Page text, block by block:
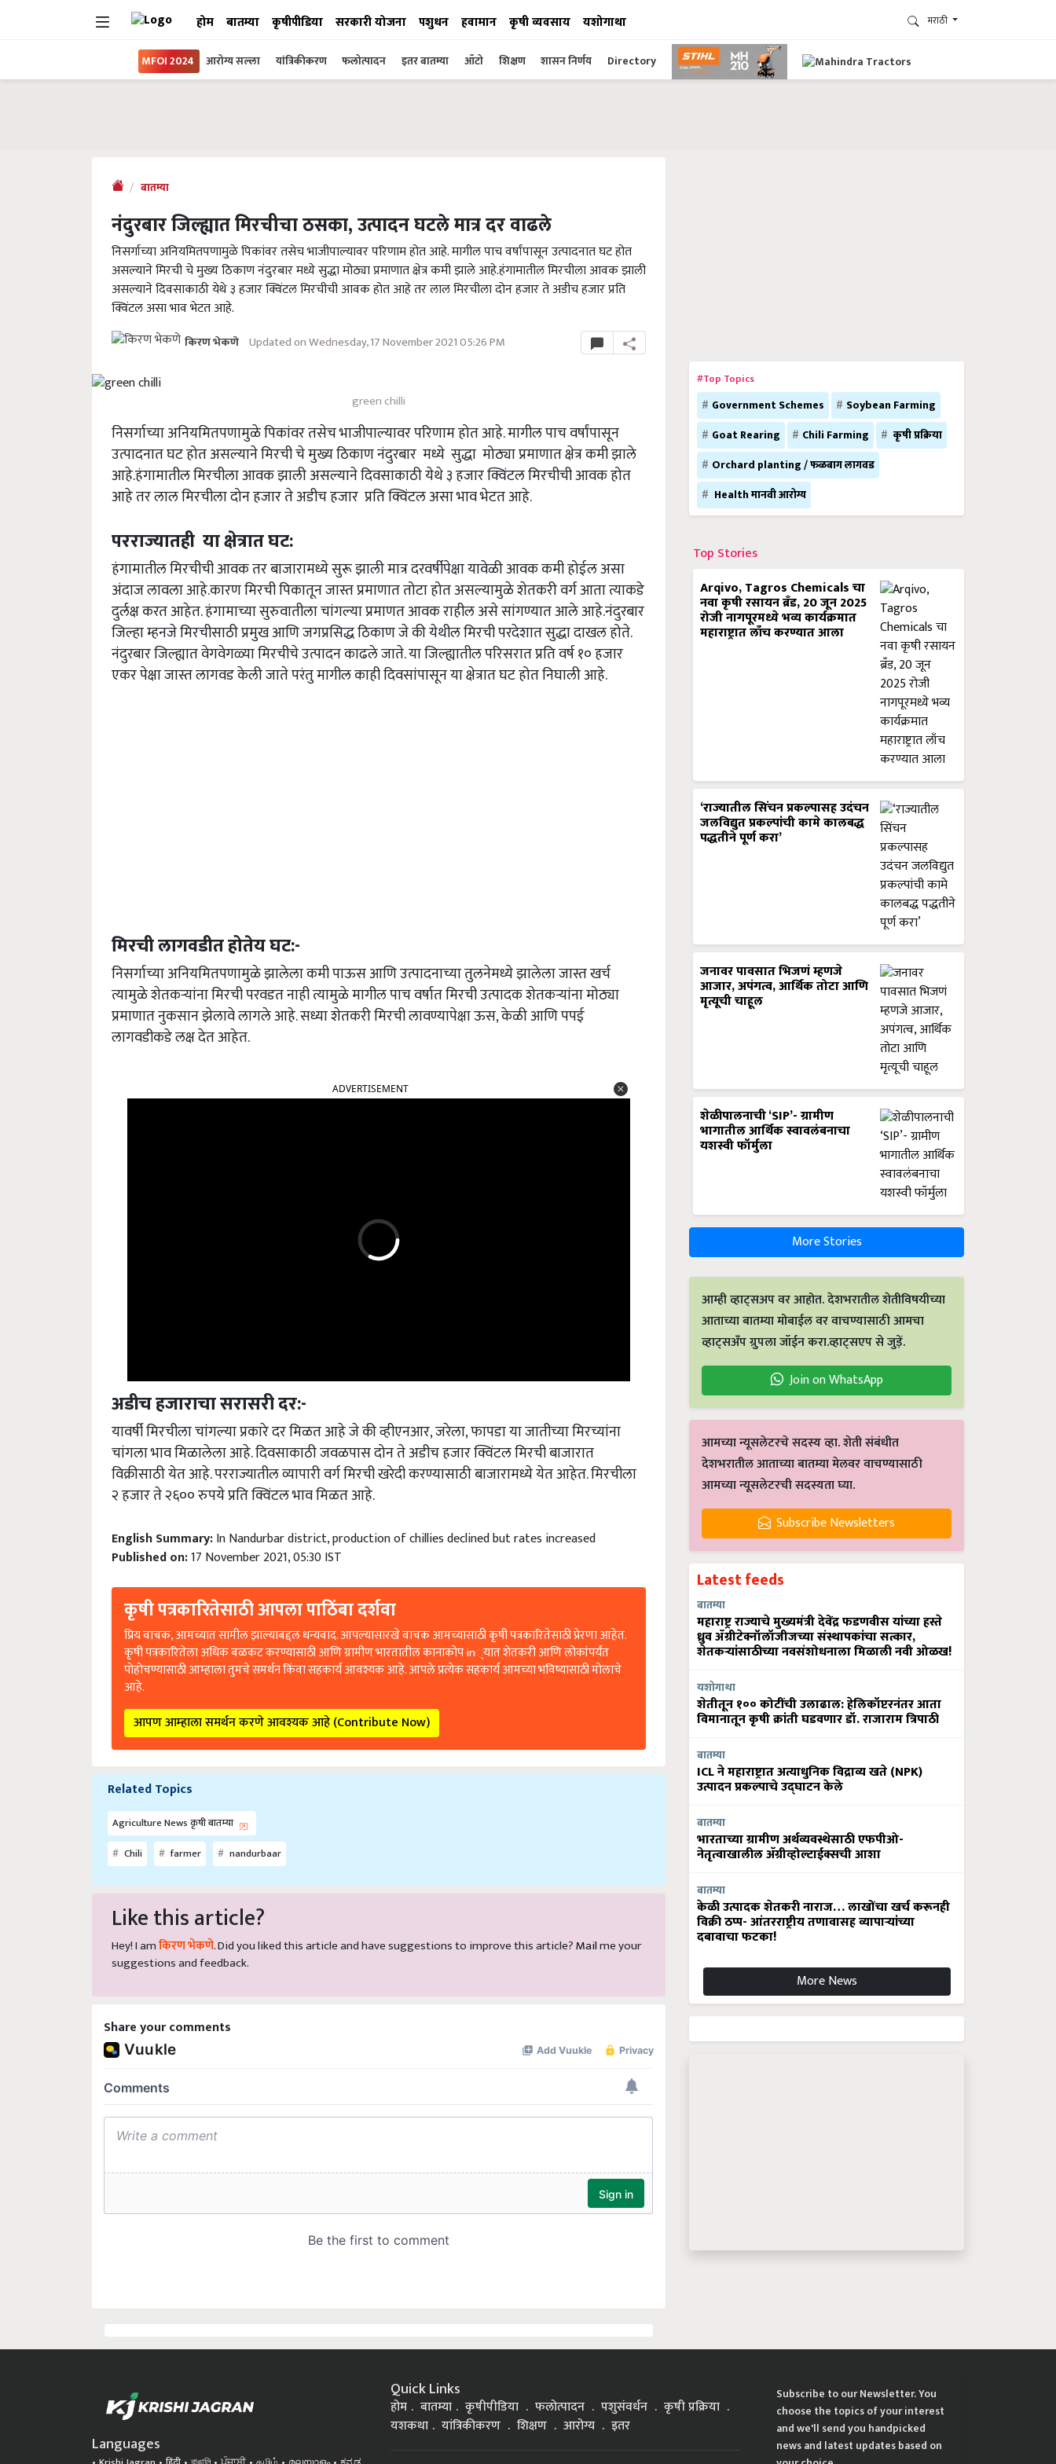
होम बातम्या कृषीपीडिया सरकारी योजना पशुधन हवामान कृषी व्यवसाय यशोगाथा मराठी
MFOI 2024 आरोग्य सल्ला यांत्रिकीकरण फलोत्पादन इतर बातम्या ऑटो शिक्षण शासन निर्णय Directory
बातम्या
नंदुरबार जिल्ह्यात मिरचीचा ठसका, उत्पादन घटले मात्र दर वाढले
निसर्गाच्या अनियमितपणामुळे पिकांवर तसेच भाजीपाल्यावर परिणाम होत आहे. मागील पाच वर्षांपासून उत्पादनात घट होत
असल्याने मिरची चे मुख्य ठिकाण नंदुरबार मध्ये सुद्धा मोठ्या प्रमाणात क्षेत्र कमी झाले आहे.हंगामातील मिरचीला आवक झाली
असल्याने दिवसाकाठी येथे ३ हजार क्विंटल मिरचीची आवक होत आहे तर लाल मिरचीला दोन हजार ते अडीच हजार प्रति
क्विंटल असा भाव भेटत आहे.
किरण भेकणे Updated on Wednesday, 17 November 2021 05:26 PM
green chilli
निसर्गाच्या अनियमितपणामुळे पिकांवर तसेच भाजीपाल्यावर परिणाम होत आहे. मागील पाच वर्षांपासून
उत्पादनात घट होत असल्याने मिरची चे मुख्य ठिकाण नंदुरबार मध्ये सुद्धा मोठ्या प्रमाणात क्षेत्र कमी झाले
आहे.हंगामातील मिरचीला आवक झाली असल्याने दिवसाकाठी येथे ३ हजार क्विंटल मिरचीची आवक होत
आहे तर लाल मिरचीला दोन हजार ते अडीच हजार प्रति क्विंटल असा भाव भेटत आहे.
परराज्यातही या क्षेत्रात घट:
हंगामातील मिरचीची आवक तर बाजारामध्ये सुरू झाली मात्र दरवर्षीपेक्षा यावेळी आवक कमी होईल असा
अंदाज लावला आहे.कारण मिरची पिकातून जास्त प्रमाणात तोटा होत असल्यामुळे शेतकरी वर्ग आता त्याकडे
दुर्लक्ष करत आहेत. हंगामाच्या सुरुवातीला चांगल्या प्रमाणत आवक राहील असे सांगण्यात आले आहे.नंदुरबार
जिल्हा म्हनजे मिरचीसाठी प्रमुख आणि जगप्रसिद्ध ठिकाण जे की येथील मिरची परदेशात सुद्धा दाखल होते.
नंदुरबार जिल्ह्यात वेगवेगळ्या मिरचीचे उत्पादन काढले जाते. या जिल्ह्यातील परिसरात प्रति वर्ष १० हजार
एकर पेक्षा जास्त लागवड केली जाते परंतु मागील काही दिवसांपासून या क्षेत्रात घट होत निघाली आहे.
मिरची लागवडीत होतेय घट:-
निसर्गाच्या अनियमितपणामुळे झालेला कमी पाऊस आणि उत्पादनाच्या तुलनेमध्ये झालेला जास्त खर्च
त्यामुळे शेतकऱ्यांना मिरची परवडत नाही त्यामुळे मागील पाच वर्षात मिरची उत्पादक शेतकऱ्यांना मोठ्या
प्रमाणात नुकसान झेलावे लागले आहे. सध्या शेतकरी मिरची लावण्यापेक्षा ऊस, केळी आणि पपई
लागवडीकडे लक्ष देत आहेत.
अडीच हजाराचा सरासरी दर:-
यावर्षी मिरचीला चांगल्या प्रकारे दर मिळत आहे जे की व्हीएनआर, जरेला, फापडा या जातीच्या मिरच्यांना
चांगला भाव मिळालेला आहे. दिवसाकाठी जवळपास दोन ते अडीच हजार क्विंटल मिरची बाजारात
विक्रीसाठी येत आहे. परराज्यातील व्यापारी वर्ग मिरची खरेदी करण्यासाठी बाजारामध्ये येत आहेत. मिरचीला
२ हजार ते २६०० रुपये प्रति क्विंटल भाव मिळत आहे.
English Summary: In Nandurbar district, production of chillies declined but rates increased
Published on:17 November 2021, 05:30 IST
कृषी पत्रकारितेसाठी आपला पाठिंबा दर्शवा
प्रिय वाचक, आमच्यात सामील झाल्याबद्दल धन्यवाद. आपल्यासारखे वाचक आमच्यासाठी कृषी पत्रकारितेसाठी प्रेरणा आहेत.
कृषी पत्रकारितेला अधिक बळकट करण्यासाठी आणि ग्रामीण भारतातील कानाकोप in्यात शेतकरी आणि लोकांपर्यंत
पोहोचण्यासाठी आम्हाला तुमचे समर्थन किंवा सहकार्य आवश्यक आहे. आपले प्रत्येक सहकार्य आमच्या भविष्यासाठी मोलाचे
आहे.
आपण आम्हाला समर्थन करणे आवश्यक आहे (Contribute Now)
Related Topics
Agriculture News कृषी बातम्या
Chili
farmer nandurbaar
Like this article?
Hey! I am किरण भेकणे . Did you liked this article and have suggestions to improve this article? Mail
suggestions and feedback.
Share your comments
#Top Topics
Government Schemes
Soybean Farming
Goat Rearing
Chili Farming
कृषी प्रक्रिया
Orchard planting / फळबाग लागवड
Health मानवी आरोग्य
Top Stories
Arqivo, Tagros Chemicals चा
नवा कृषी रसायन ब्रँड, 20 जून 2025
रोजी नागपूरमध्ये भव्य कार्यक्रमात
महाराष्ट्रात लाँच करण्यात आला
‘राज्यातील सिंचन प्रकल्पासह उदंचन
जलविद्युत प्रकल्पांची कामे कालबद्ध
पद्धतीने पूर्ण करा’
जनावर पावसात भिजणं म्हणजे
आजार, अपंगत्व, आर्थिक तोटा आणि
मृत्यूची चाहूल
शेळीपालनाची ‘SIP’- ग्रामीण
भागातील आर्थिक स्वावलंबनाचा
यशस्वी फॉर्मुला
More Stories
आम्ही व्हाट्सअप वर आहोत. देशभरातील शेतीविषयीच्या
आताच्या बातम्या मोबाईल वर वाचण्यासाठी आमचा
व्हाट्सअँप ग्रुपला जॉईन करा.व्हाट्सएप से जुड़ें.
Join on WhatsApp
आमच्या न्यूसलेटरचे सदस्य व्हा. शेती संबंधीत
देशभरातील आताच्या बातम्या मेलवर वाचण्यासाठी
आमच्या न्यूसलेटरची सदस्यता घ्या.
Subscribe Newsletters
Latest feeds
बातम्या
महाराष्ट्र राज्याचे मुख्यमंत्री देवेंद्र फडणवीस यांच्या हस्ते
ध्रुव ॲग्रीटेक्नॉलॉजीजच्या संस्थापकांचा सत्कार,
शेतकऱ्यांसाठीच्या नवसंशोधनाला मिळाली नवी ओळख!
यशोगाथा
शेतीतून १०० कोटींची उलाढाल: हेलिकॉप्टरनंतर आता
विमानातून कृषी क्रांती घडवणार डॉ. राजाराम त्रिपाठी
बातम्या
ICL ने महाराष्ट्रात अत्याधुनिक विद्राव्य खते (NPK)
उत्पादन प्रकल्पाचे उद्घाटन केले
बातम्या
भारताच्या ग्रामीण अर्थव्यवस्थेसाठी एफपीओ-
नेतृत्वाखालील अ‍ॅग्रीव्होल्टाईक्सची आशा
बातम्या
केळी उत्पादक शेतकरी नाराज… लाखोंचा खर्च करूनही
विक्री ठप्प- आंतरराष्ट्रीय तणावासह व्यापाऱ्यांच्या
दबावाचा फटका!
More News
Languages
Krishi Jagran हिंदी বাঙালি ਪੰਜਾਬੀ தமிழ் മലയാളം ಕನ್ನಡ
Quick Links
होम बातम्या कृषीपीडिया फलोत्पादन पशुसंवर्धन
कृषी प्रक्रिया
यशकथा
यांत्रिकीकरण शिक्षण आरोग्य इतर
Subscribe to our Newsletter. You
choose the topics of your interest
and we'll send you handpicked
news and latest updates based on
your choice.